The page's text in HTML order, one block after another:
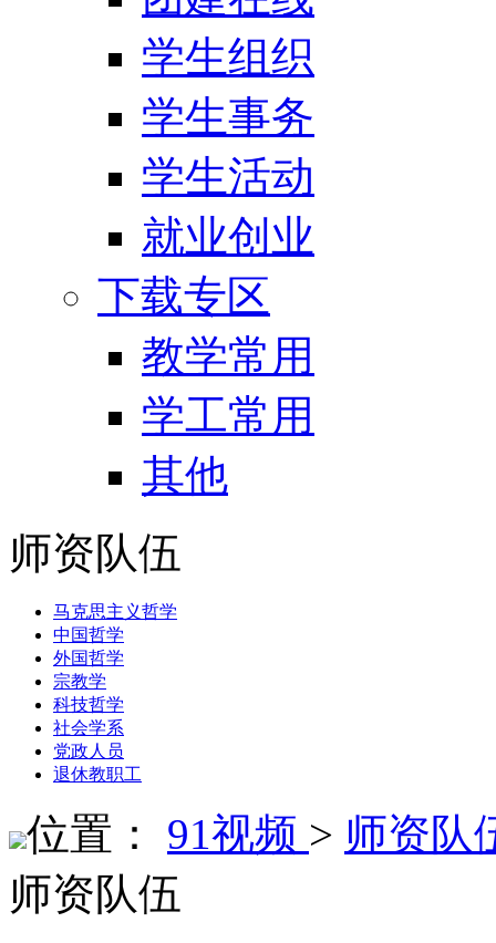
学生组织
学生事务
学生活动
就业创业
下载专区
教学常用
学工常用
其他
师资队伍
马克思主义哲学
中国哲学
外国哲学
宗教学
科技哲学
社会学系
党政人员
退休教职工
位置： 91视频 > 师资队
师资队伍